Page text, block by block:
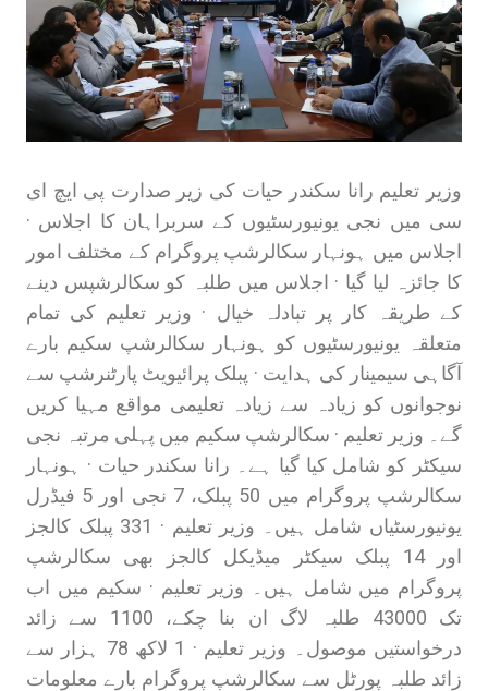
وزیر تعلیم رانا سکندر حیات کی زیر صدارت پی ایچ ای
سی میں نجی یونیورسٹیوں کے سربراہان کا اجلاس ·
اجلاس میں ہونہار سکالرشپ پروگرام کے مختلف امور
کا جائزہ لیا گیا · اجلاس میں طلبہ کو سکالرشپس دینے
کے طریقہ کار پر تبادلہ خیال · وزیر تعلیم کی تمام
متعلقہ یونیورسٹیوں کو ہونہار سکالرشپ سکیم بارے
آگاہی سیمینار کی ہدایت · پبلک پرائیویٹ پارٹنرشپ سے
نوجوانوں کو زیادہ سے زیادہ تعلیمی مواقع مہیا کریں
گے۔ وزیر تعلیم · سکالرشپ سکیم میں پہلی مرتبہ نجی
سیکٹر کو شامل کیا گیا ہے۔ رانا سکندر حیات · ہونہار
سکالرشپ پروگرام میں 50 پبلک، 7 نجی اور 5 فیڈرل
یونیورسٹیاں شامل ہیں۔ وزیر تعلیم · 331 پبلک کالجز
اور 14 پبلک سیکٹر میڈیکل کالجز بھی سکالرشپ
پروگرام میں شامل ہیں۔ وزیر تعلیم · سکیم میں اب
تک 43000 طلبہ لاگ ان بنا چکے، 1100 سے زائد
درخواستیں موصول۔ وزیر تعلیم · 1 لاکھ 78 ہزار سے
زائد طلبہ پورٹل سے سکالرشپ پروگرام بارے معلومات